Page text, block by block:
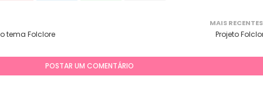
MAIS RECENTES
Projeto
tema Folclore
POSTAR UM COMENTÁRIO